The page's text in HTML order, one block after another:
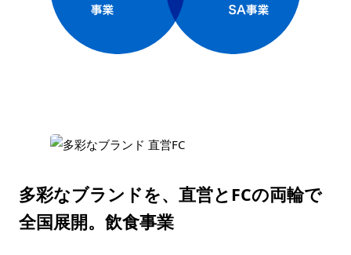
多彩なブランドを、直営とFCの両輪で
全国展開。 飲食事業